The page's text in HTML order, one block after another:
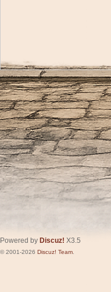
Powered by Discuz! X3.5
© 2001-2026 Discuz! Team